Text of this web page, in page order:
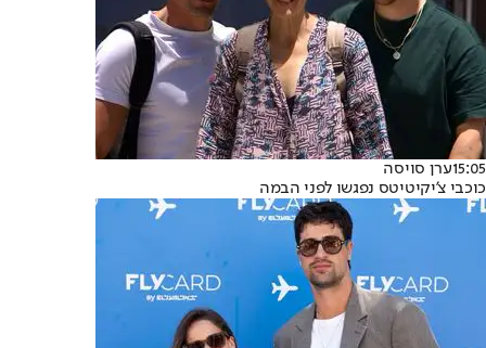
15:05ערן סויסה
כוכבי צ'יקיטיטס נפגשו לפני הבמה